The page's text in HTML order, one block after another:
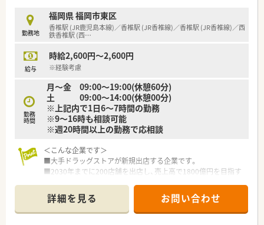
【法人特徴について】
■大手総合小売業社とドラッグストア大手が共同出資して設立
です。
■2030年までに九州全域で200店舗の出店を目指しており、売
す。
■福岡県や熊本県を中心に新規店舗を続々と展開しており、地域
に根ざしながら新しい薬局の形を創造している勢いのある企業
です。
【こんな方が活躍中】
■新規出店という変化の多い環境を楽しみながら、店舗のルール
作りや運営に主体的に関わっている前向きな薬剤師が活躍して
います。
■調剤だけでなくOTCの知識も深めたいという意欲的な薬剤師
が、大手ドラッグストアのノウハウを吸収しながら現場で輝いて
います。
勤務地
福岡県 福岡市東区
香椎駅 (JR鹿児島本線)／香椎駅 (JR香椎線)／香椎駅 (JR香椎線)／西
鉄香椎駅 (西…
給与
時給2,600円～2,600円
※経験考慮
勤務
時間
月～金 09:00～19:00(休憩60分)
土 09:00～14:00(休憩00分)
※上記内で1日6～7時間の勤務
※9～16時も相談可能
※週20時間以上の勤務で応相談
＜こんな企業です＞
■大手ドラッグストアが新規出店する企業です。
■2030年までに200店舗を出店し、売上高で1800億円を目指す
■全店、新規出店なので薬局の立ち上げを経験する事が可能で
す。
■店舗数の増加に応じてポジションも増加するので昇格の機会
詳細を見る お問い合わせ